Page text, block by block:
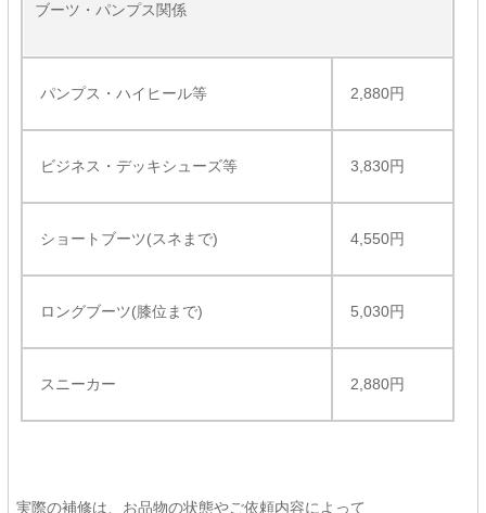
ブーツ・パンプス関係
パンプス・ハイヒール等 2,880円
ビジネス・デッキシューズ等 3,830円
ショートブーツ(スネまで) 4,550円
ロングブーツ(膝位まで) 5,030円
スニーカー 2,880円
実際の補修は、お品物の状態やご依頼内容によって